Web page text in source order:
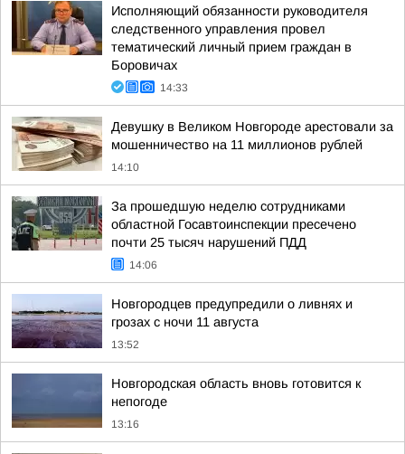
Исполняющий обязанности руководителя
следственного управления провел
тематический личный прием граждан в
Боровичах
14:33
Девушку в Великом Новгороде арестовали за
мошенничество на 11 миллионов рублей
14:10
За прошедшую неделю сотрудниками
областной Госавтоинспекции пресечено
почти 25 тысяч нарушений ПДД
14:06
Новгородцев предупредили о ливнях и
грозах с ночи 11 августа
13:52
Новгородская область вновь готовится к
непогоде
13:16